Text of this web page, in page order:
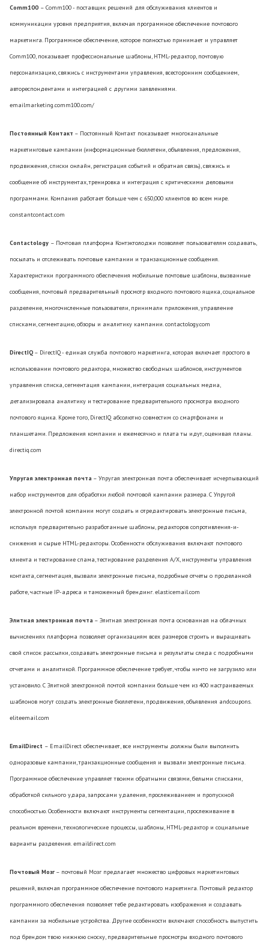
Comm100 – Comm100 - поставщик решений для обслуживания клиентов и
коммуникации уровня предприятия, включая программное обеспечение почтового
маркетинга. Программное обеспечение, которое полностью принимает и управляет
Comm100, показывает профессиональные шаблоны, HTML-редактор, почтовую
персонализацию, свяжись с инструментами управления, всесторонним сообщением,
автореспондентами и интеграцией с другими заявлениями.
emailmarketing.comm100.com/
Постоянный Контакт – Постоянный Контакт показывает многоканальные
маркетинговые кампании (информационные бюллетени, объявления, предложения,
продвижения, списки онлайн, регистрация событий и обратная связь), свяжись и
сообщение об инструментах, тренировка и интеграция с критическими деловыми
программами. Компания работает больше чем с 650,000 клиентов во всем мире.
constantcontact.com
Contactology – Почтовая платформа Контэктолоджи позволяет пользователям создавать,
посылать и отслеживать почтовые кампании и транзакционные сообщения.
Характеристики программного обеспечения мобильные почтовые шаблоны, вызванные
сообщения, почтовый предварительный просмотр входного почтового ящика, социальное
разделение, многочисленные пользователи, принимали приложения, управление
списками, сегментацию, обзоры и аналитику кампании. contactology.com
DirectIQ – DirectIQ - единая служба почтового маркетинга, которая включает простого в
использовании почтового редактора, множество свободных шаблонов, инструментов
управления списка, сегментация кампании, интеграция социальных медиа,
детализировала аналитику и тестирование предварительного просмотра входного
почтового ящика. Кроме того, DirectIQ абсолютно совместим со смартфонами и
планшетами. Предложения компании и ежемесячно и плата ты идут, оценивая планы.
directiq.com
Упругая электронная почта – Упругая электронная почта обеспечивает исчерпывающий
набор инструментов для обработки любой почтовой кампании размера. С Упругой
электронной почтой компании могут создать и отредактировать электронные письма,
используя предварительно разработанные шаблоны, редакторов сопротивления-и-
снижения и сырые HTML-редакторы. Особенности обслуживания включают почтового
клиента и тестирование спама, тестирование разделения A/X, инструменты управления
контакта, сегментация, вызвали электронные письма, подробные отчеты о проделанной
работе, частные IP-адреса и таможенный брендинг. elasticemail.com
Элитная электронная почта – Элитная электронная почта основанная на облачных
вычислениях платформа позволяет организациям всех размеров строить и выращивать
свой список рассылки, создавать электронные письма и результаты следа с подробными
отчетами и аналитикой. Программное обеспечение требует, чтобы ничто не загрузило или
установило. С Элитной электронной почтой компании больше чем из 400 настраиваемых
шаблонов могут создать электронные бюллетени, продвижения, объявления andcoupons.
eliteemail.com
EmailDirect – EmailDirect обеспечивает, все инструменты должны были выполнить
одноразовые кампании, транзакционные сообщения и вызвали электронные письма.
Программное обеспечение управляет твоими обратными связями, белыми списками,
обработкой сильного удара, запросами удаления, прослеживанием и пропускной
способностью. Особенности включают инструменты сегментации, прослеживание в
реальном времени, технологические процессы, шаблоны, HTML-редактор и социальные
варианты разделения. emaildirect.com
Почтовый Мозг – почтовый Мозг предлагает множество цифровых маркетинговых
решений, включая программное обеспечение почтового маркетинга. Почтовый редактор
программного обеспечения позволяет тебе редактировать изображения и создавать
кампании за мобильные устройства. Другие особенности включают способность выпустить
под брендом твою нижнюю сноску, предварительные просмотры входного почтового